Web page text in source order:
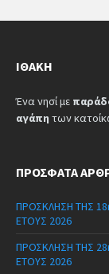
ΙΘΆΚΗ
Ένα νησί με
αγάπη των
ΠΡΌΣΦΑΤΑ
ΠΡΟΣΚΛΗΣΗ ΤΗΣ
ΕΤΟΥΣ 2026
ΠΡΟΣΚΛΗΣΗ ΤΗΣ
ΕΤΟΥΣ 2026